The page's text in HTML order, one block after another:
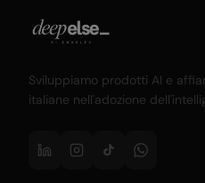
Sviluppiamo prodotti AI e
italiane nell'adozione